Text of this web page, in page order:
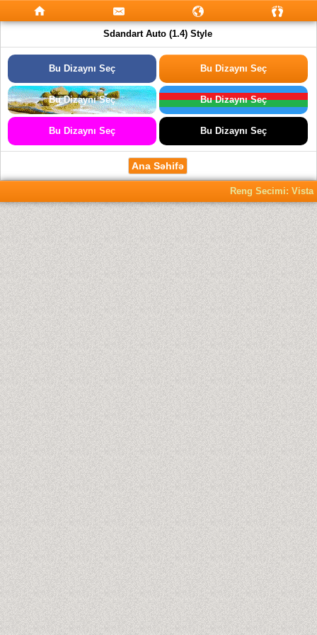
Sdandart Auto (1.4) Style
Bu Dizaynı Seç Bu Dizaynı Seç
Bu Dizaynı Seç Bu Dizaynı Seç
Bu Dizaynı Seç Bu Dizaynı Seç
Ana Səhifə
Reng Secimi: Vista